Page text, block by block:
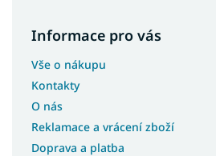
Matrace 80x185
Matrace 85x195
Informace pro vás
Vše o nákupu
Kontakty
O nás
Reklamace a vrácení zboží
Doprava a platba